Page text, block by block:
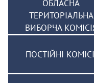
ОБЛАСНА
ТЕРИТОРІАЛЬНА
ВИБОРЧА
ПОСТІЙНІ